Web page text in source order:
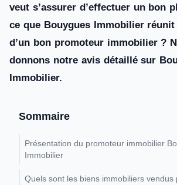
veut s’assurer d’effectuer un bon
ce que Bouygues Immobilier
d’un bon promoteur immobilier ?
donnons notre avis détaillé sur
Immobilier.
Sommaire
Présentation du promoteur immobilier
Immobilier
Quels sont les biens immobiliers vendus